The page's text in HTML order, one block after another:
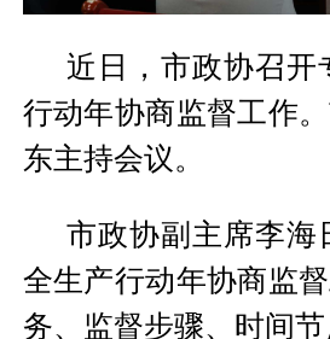
近日，市政协召开
行动年协商监督工作
东主持会议。
市政协副主席李海
全生产行动年协商监
务、监督步骤、时间